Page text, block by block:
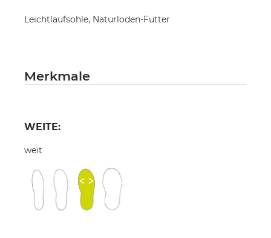
Leichtlaufsohle, Naturloden-Futter
Merkmale
WEITE:
weit